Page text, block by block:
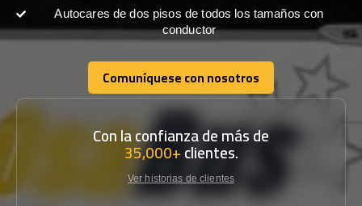
Autocares de dos pisos de todos los tamaños con
conductor
Comuníquese con nosotros
Comuníquese con nosotros
Con la confianza de más de
35,000+clientes.
Ver historias de clientes